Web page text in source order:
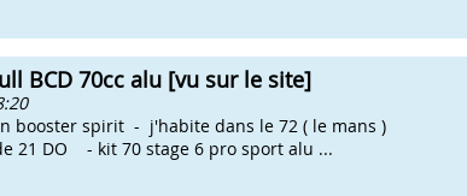
BCD 70cc alu [vu sur le site]
booster spirit - j'habite dans le 72 ( le mans
21 DO - kit 70 stage 6 pro sport alu ...